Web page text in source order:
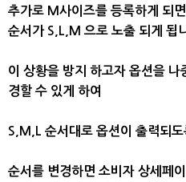
추가로 M사이즈를 등록하게 되
순서가 S,L,M 으로 노출 되게 됩
이 상황을 방지 하고자 옵션을
경할 수 있게 하여
S,M,L 순서대로 옵션이 출력되도
순서를 변경하면 소비자 상세페